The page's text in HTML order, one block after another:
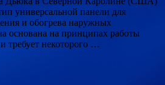
универсальной панели для
и обогрева наружных
основана на принципах работы
требует некоторого …